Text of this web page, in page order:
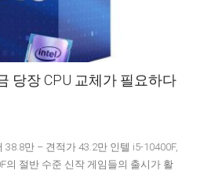
당장 CPU 교체가 필요하다
만 – 견적가 43.2만 인텔 i5-10400F,
의 절반 수준 신작 게임들의 출시가 활